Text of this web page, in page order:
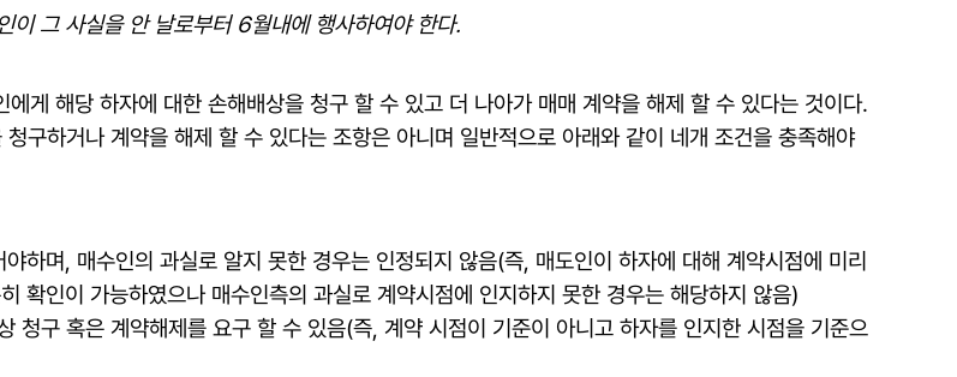
그 사실을 안 날로부터 6월내에 행사하여야 한다.
게 해당 하자에 대한 손해배상을 청구 할 수 있고 더 나아가 매매 계약을 해제 할 수 있다는 것이다.
구하거나 계약을 해제 할 수 있다는 조항은 아니며 일반적으로 아래와 같이 네개 조건을 충족해야
하며, 매수인의 과실로 알지 못한 경우는 인정되지 않음(즉, 매도인이 하자에 대해 계약시점에 미리
확인이 가능하였으나 매수인측의 과실로 계약시점에 인지하지 못한 경우는 해당하지 않음)
청구 혹은 계약해제를 요구 할 수 있음(즉, 계약 시점이 기준이 아니고 하자를 인지한 시점을 기준으